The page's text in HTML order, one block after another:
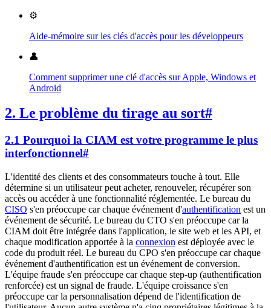
⚙️
Aide-mémoire sur les clés d'accès pour les développeurs
👤
Comment supprimer une clé d'accès sur Apple, Windows et
Android
2. Le problème du tirage au sort#
2.1 Pourquoi la CIAM est votre programme le plus
interfonctionnel#
L'identité des clients et des consommateurs touche à tout. Elle
détermine si un utilisateur peut acheter, renouveler, récupérer son
accès ou accéder à une fonctionnalité réglementée. Le bureau du
CISO s'en préoccupe car chaque événement d'authentification est un
événement de sécurité. Le bureau du CTO s'en préoccupe car la
CIAM doit être intégrée dans l'application, le site web et les API, et
chaque modification apportée à la connexion est déployée avec le
code du produit réel. Le bureau du CPO s'en préoccupe car chaque
événement d'authentification est un événement de conversion.
L'équipe fraude s'en préoccupe car chaque step-up (authentification
renforcée) est un signal de fraude. L'équipe croissance s'en
préoccupe car la personnalisation dépend de l'identification de